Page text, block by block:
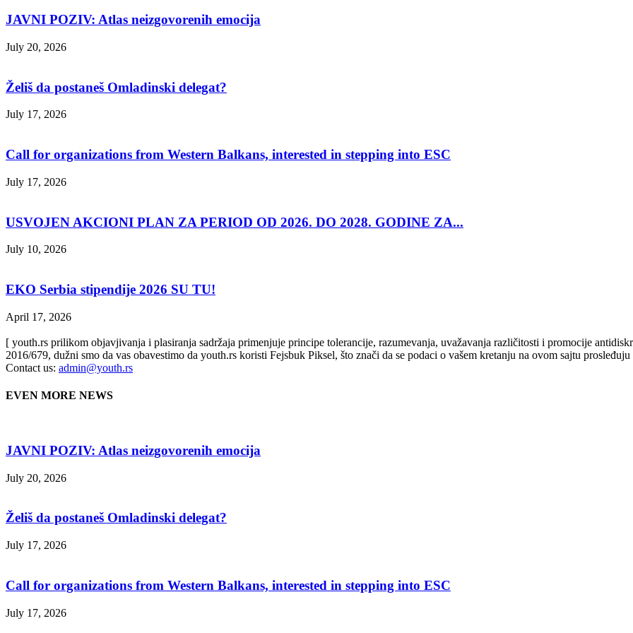
JAVNI POZIV: Atlas neizgovorenih emocija
July 20, 2026
Želiš da postaneš Omladinski delegat?
July 17, 2026
Call for organizations from Western Balkans, interested in stepping into ESC
July 17, 2026
USVOJEN AKCIONI PLAN ZA PERIOD OD 2026. DO 2028. GODINE ZA...
July 10, 2026
EKO Serbia stipendije 2026 SU TU!
April 17, 2026
[ youth.rs prilikom objavjivanja i plasiranja sadržaja primenjuje principe tolerancije, razumevanja, uvažavanja različitosti i promocije
2016/679, dužni smo da vas obavestimo da youth.rs koristi Fejsbuk Piksel, što znači da se podaci o vašem kretanju na ovom sajtu
Contact us: admin@youth.rs
EVEN MORE NEWS
JAVNI POZIV: Atlas neizgovorenih emocija
July 20, 2026
Želiš da postaneš Omladinski delegat?
July 17, 2026
Call for organizations from Western Balkans, interested in stepping into ESC
July 17, 2026